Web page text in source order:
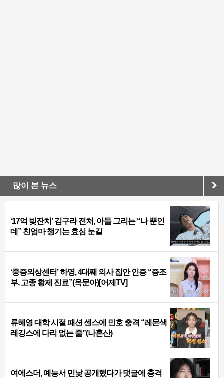
많이 본 뉴스
‘17억 빚잔치’ 김구라 전처, 아들 그리는 “나 뿐인
데” 친엄마 챙기는 효심 눈길
‘중증외상센터’ 하영, 4대째 의사 집안 인증 “증조
부, 고종 황제 진료”(옥문아)[어제TV]
류혜영 대학 시절 패션 센스에 민호 충격 “레몬색
레깅스에 다리 없는 줄”(나혼산)
여에스더, 예능서 민낯 공개했다가 댓글에 충격